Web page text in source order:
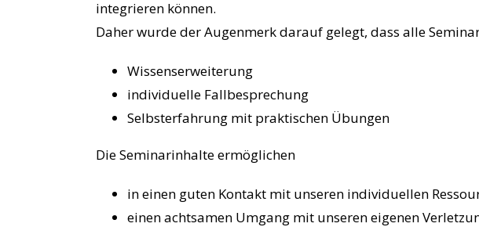
integrieren können.
Daher wurde der Augenmerk darauf gelegt, dass alle
Wissenserweiterung
individuelle Fallbesprechung
Selbsterfahrung mit praktischen Übungen
Die Seminarinhalte ermöglichen
in einen guten Kontakt mit unseren individuellen
einen achtsamen Umgang mit unseren eigenen